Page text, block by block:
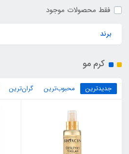
فقط محصولات موجود
برند
کرم مو
جدیدترین محبوب‌ترین گران‌ترین